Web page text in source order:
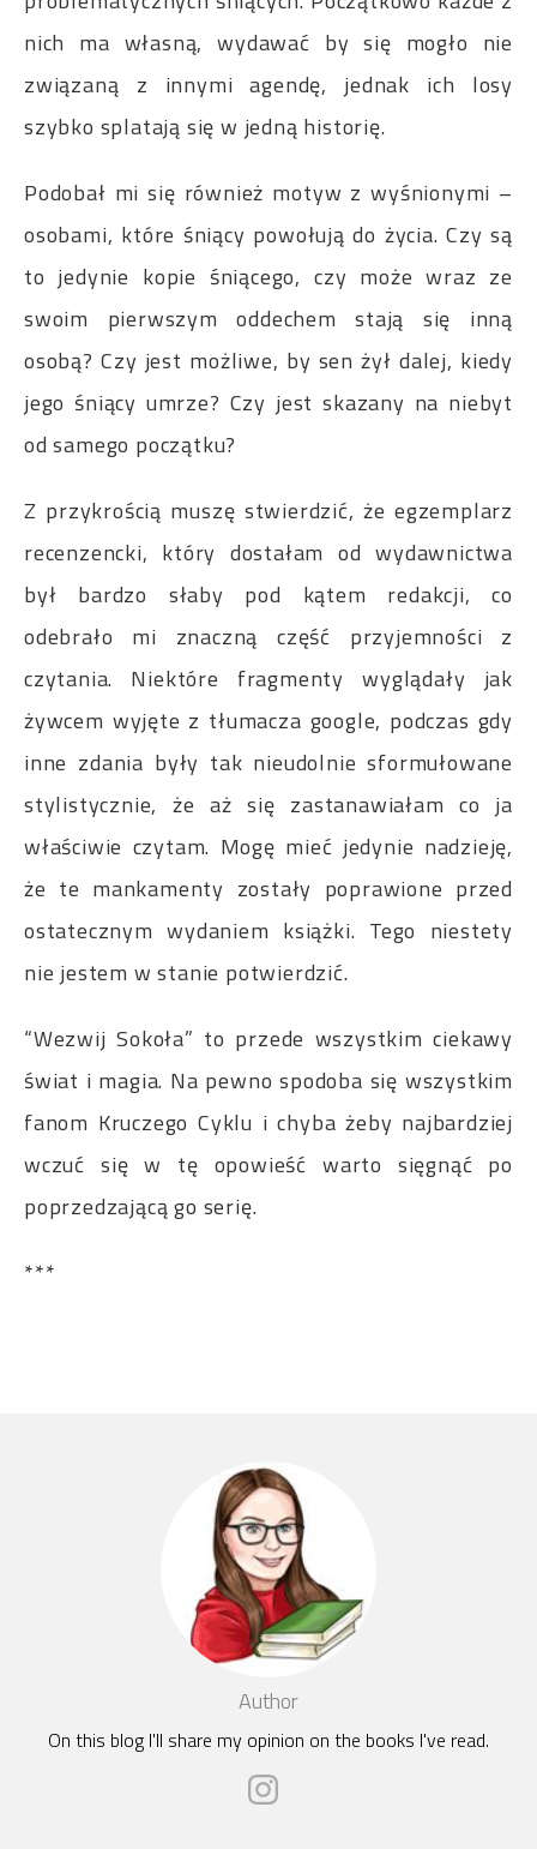
nich ma własną, wydawać by się mogło nie
związaną z innymi agendę, jednak ich losy
szybko splatają się w jedną historię.
Podobał mi się również motyw z wyśnionymi –
osobami, które śniący powołują do życia. Czy są
to jedynie kopie śniącego, czy może wraz ze
swoim pierwszym oddechem stają się inną
osobą? Czy jest możliwe, by sen żył dalej, kiedy
jego śniący umrze? Czy jest skazany na niebyt
od samego początku?
Z przykrością muszę stwierdzić, że egzemplarz
recenzencki, który dostałam od wydawnictwa
był bardzo słaby pod kątem redakcji, co
odebrało mi znaczną część przyjemności z
czytania. Niektóre fragmenty wyglądały jak
żywcem wyjęte z tłumacza google, podczas gdy
inne zdania były tak nieudolnie sformułowane
stylistycznie, że aż się zastanawiałam co ja
właściwie czytam. Mogę mieć jedynie nadzieję,
że te mankamenty zostały poprawione przed
ostatecznym wydaniem książki. Tego niestety
nie jestem w stanie potwierdzić.
“Wezwij Sokoła” to przede wszystkim ciekawy
świat i magia. Na pewno spodoba się wszystkim
fanom Kruczego Cyklu i chyba żeby najbardziej
wczuć się w tę opowieść warto sięgnąć po
poprzedzającą go serię.
***
Author
On this blog I'll share my opinion on the books I've read.